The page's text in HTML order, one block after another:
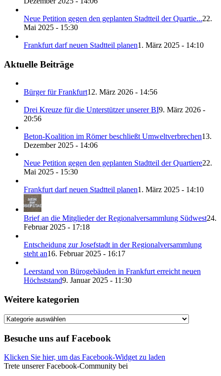
Neue Petition gegen den geplanten Stadtteil der Quartie...22.
Mai 2025 - 15:30
Frankfurt darf neuen Stadtteil planen1. März 2025 - 14:10
Aktuelle Beiträge
Bürger für Frankfurt12. März 2026 - 14:56
Drei Kreuze für die Unterstützer unserer BI9. März 2026 -
20:56
Beton-Koalition im Römer beschließt Umweltverbrechen13.
Dezember 2025 - 14:06
Neue Petition gegen den geplanten Stadtteil der Quartiere22.
Mai 2025 - 15:30
Frankfurt darf neuen Stadtteil planen1. März 2025 - 14:10
Brief an die Mitglieder der Regionalversammlung Südwest24.
Februar 2025 - 17:18
Entscheidung zur Josefstadt in der Regionalversammlung
steht an16. Februar 2025 - 16:17
Leerstand von Bürogebäuden in Frankfurt erreicht neuen
Höchststand9. Januar 2025 - 11:30
Weitere kategorien
Weitere
Besuche uns auf Facebook
Klicken Sie hier, um das Facebook-Widget zu laden
Trete unserer Facebook-Community bei